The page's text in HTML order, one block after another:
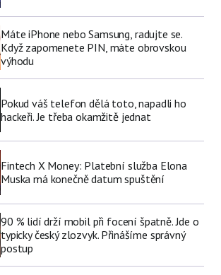
Máte iPhone nebo Samsung, radujte se.
Když zapomenete PIN, máte obrovskou
výhodu
Pokud váš telefon dělá toto, napadli ho
hackeři. Je třeba okamžitě jednat
Fintech X Money: Platební služba Elona
Muska má konečně datum spuštění
90 % lidí drží mobil při focení špatně. Jde o
typicky český zlozvyk. Přinášíme správný
postup